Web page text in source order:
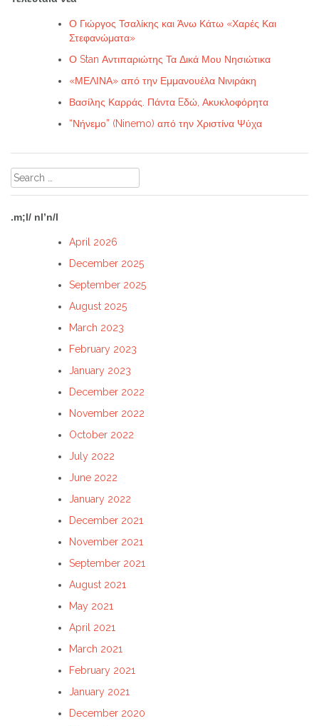
Ο Γιώργος Τσαλίκης και Άνω Κάτω «Χαρές Και
Στεφανώματα»
Ο Stan Αντιπαριώτης Τα Δικά Μου Νησιώτικα
«ΜΕΛΙΝΑ» από την Εμμανουέλα Νινιράκη
Βασίλης Καρράς. Πάντα Eδώ, Ακυκλοφόρητα
“Νήνεμο” (Ninemo) από την Χριστίνα Ψύχα
Search
for:
.m;l/ nl’n/l
April 2026
December 2025
September 2025
August 2025
March 2023
February 2023
January 2023
December 2022
November 2022
October 2022
July 2022
June 2022
January 2022
December 2021
November 2021
September 2021
August 2021
May 2021
April 2021
March 2021
February 2021
January 2021
December 2020